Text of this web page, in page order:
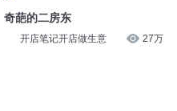
奇葩的二房东
开店笔记开店做生意 27万